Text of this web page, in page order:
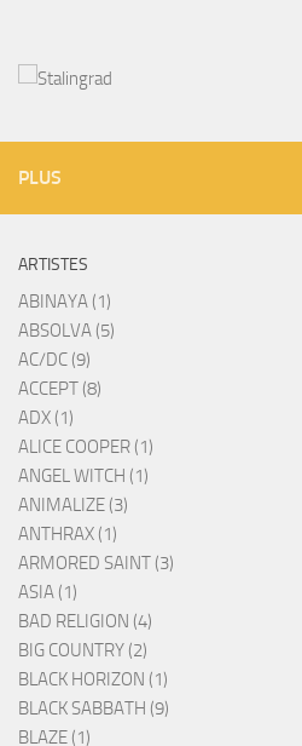
PLUS
ARTISTES
ABINAYA (1)
ABSOLVA (5)
AC/DC (9)
ACCEPT (8)
ADX (1)
ALICE COOPER (1)
ANGEL WITCH (1)
ANIMALIZE (3)
ANTHRAX (1)
ARMORED SAINT (3)
ASIA (1)
BAD RELIGION (4)
BIG COUNTRY (2)
BLACK HORIZON (1)
BLACK SABBATH (9)
BLAZE (1)